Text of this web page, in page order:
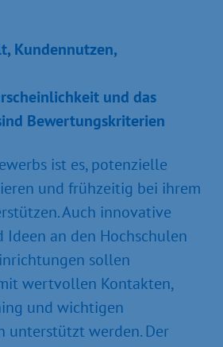
Kundennutzen,
und das
Bewertungskriterien
ist es, potenzielle
und frühzeitig bei ihrem
Auch innovative
Ideen an den Hochschulen
sollen
wertvollen Kontakten,
und wichtigen
unterstützt werden. Der